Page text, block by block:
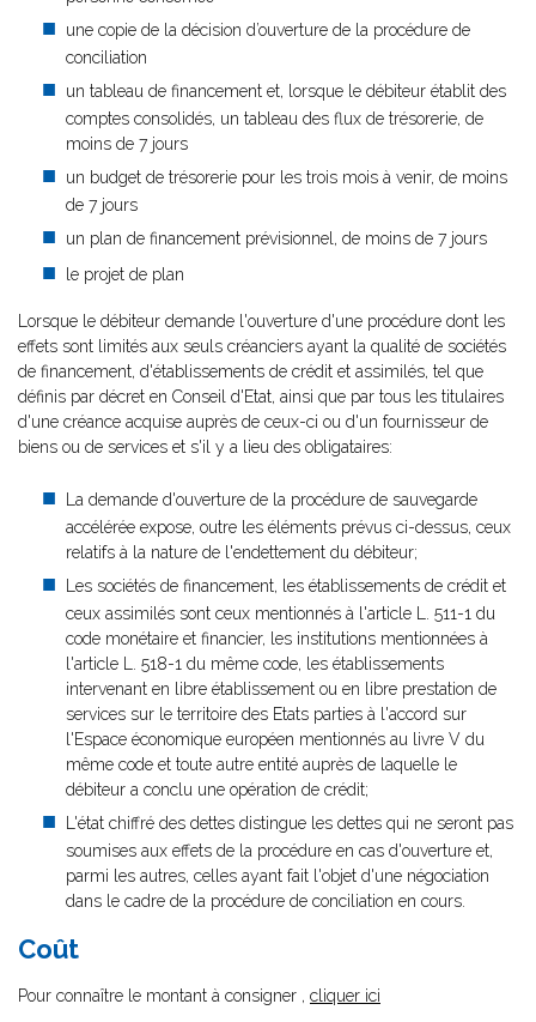
une copie de la décision d’ouverture de la procédure de
conciliation
un tableau de financement et, lorsque le débiteur établit des
comptes consolidés, un tableau des flux de trésorerie, de
moins de 7 jours
un budget de trésorerie pour les trois mois à venir, de moins
de 7 jours
un plan de financement prévisionnel, de moins de 7 jours
le projet de plan
Lorsque le débiteur demande l'ouverture d'une procédure dont les
effets sont limités aux seuls créanciers ayant la qualité de sociétés
de financement, d'établissements de crédit et assimilés, tel que
définis par décret en Conseil d'Etat, ainsi que par tous les titulaires
d'une créance acquise auprès de ceux-ci ou d'un fournisseur de
biens ou de services et s'il y a lieu des obligataires:
La demande d'ouverture de la procédure de sauvegarde
accélérée expose, outre les éléments prévus ci-dessus, ceux
relatifs à la nature de l'endettement du débiteur;
Les sociétés de financement, les établissements de crédit et
ceux assimilés sont ceux mentionnés à l'article L. 511-1 du
code monétaire et financier, les institutions mentionnées à
l'article L. 518-1 du même code, les établissements
intervenant en libre établissement ou en libre prestation de
services sur le territoire des Etats parties à l'accord sur
l'Espace économique européen mentionnés au livre V du
même code et toute autre entité auprès de laquelle le
débiteur a conclu une opération de crédit;
L'état chiffré des dettes distingue les dettes qui ne seront pas
soumises aux effets de la procédure en cas d'ouverture et,
parmi les autres, celles ayant fait l'objet d'une négociation
dans le cadre de la procédure de conciliation en cours.
Coût
Pour connaître le montant à consigner , cliquer ici